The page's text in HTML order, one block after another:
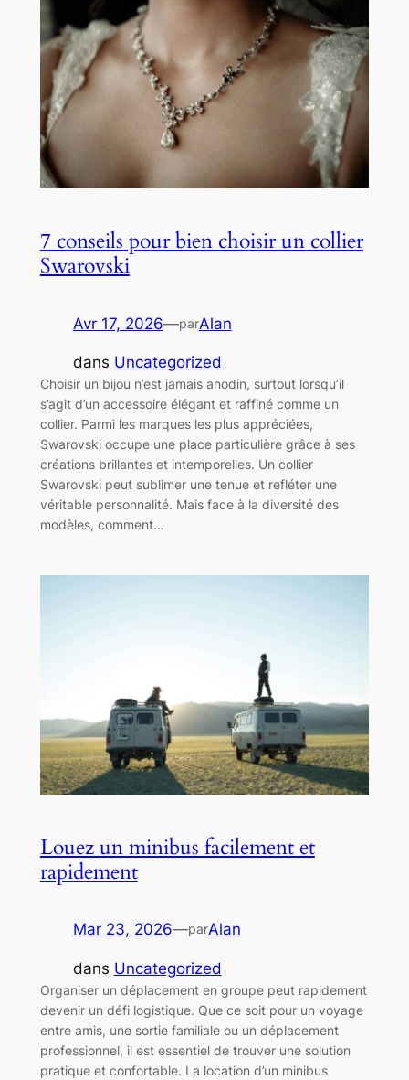
7 conseils pour bien choisir un collier
Swarovski
Avr 17, 2026—parAlan
dans Uncategorized
Choisir un bijou n’est jamais anodin, surtout lorsqu’il
s’agit d’un accessoire élégant et raffiné comme un
collier. Parmi les marques les plus appréciées,
Swarovski occupe une place particulière grâce à ses
créations brillantes et intemporelles. Un collier
Swarovski peut sublimer une tenue et refléter une
véritable personnalité. Mais face à la diversité des
modèles, comment…
Louez un minibus facilement et
rapidement
Mar 23, 2026—parAlan
dans Uncategorized
Organiser un déplacement en groupe peut rapidement
devenir un défi logistique. Que ce soit pour un voyage
entre amis, une sortie familiale ou un déplacement
professionnel, il est essentiel de trouver une solution
pratique et confortable. La location d’un minibus